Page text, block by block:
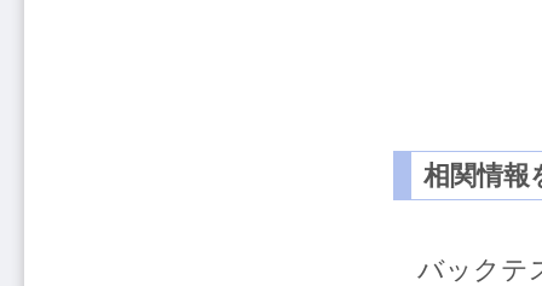
相関情報
バックテ